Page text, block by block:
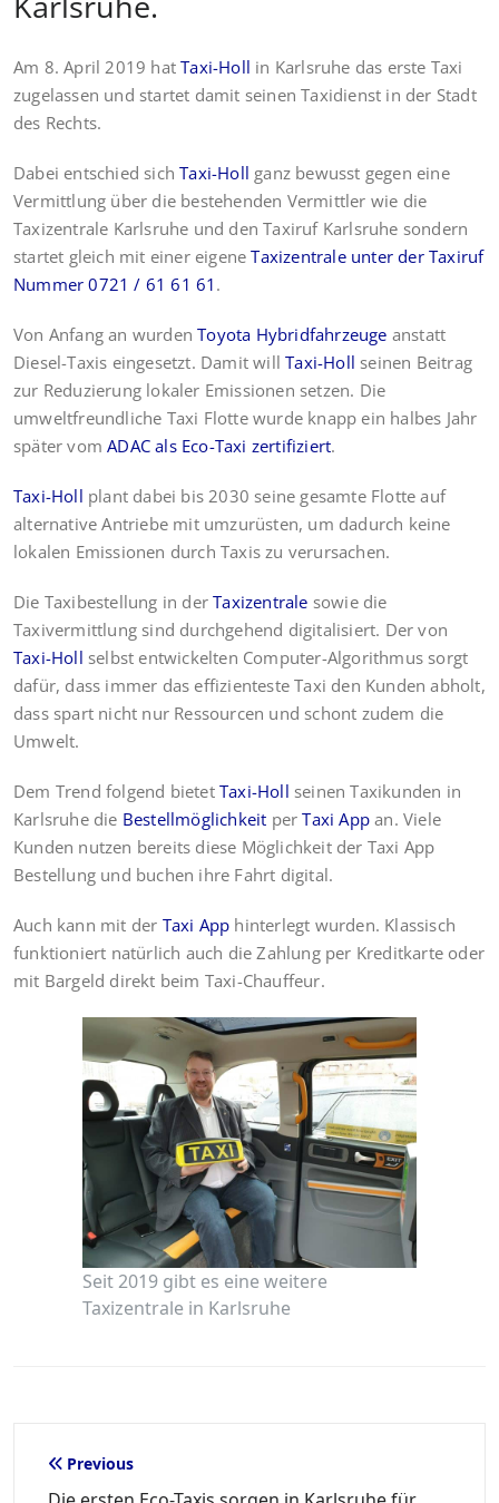
Am 8. April 2019 hatTaxi-Holl in Karlsruhe das erste Taxi
zugelassen und startet damit seinen Taxidienst in der Stadt
des Rechts.
Dabei entschied sichTaxi-Holl ganz bewusst gegen eine
Vermittlung über die bestehenden Vermittler wie die
Taxizentrale Karlsruhe und den Taxiruf Karlsruhe sondern
startet gleich mit einer eigeneTaxizentrale unter der Taxiruf
Nummer 0721 / 61 61 61 .
Von Anfang an wurdenToyota Hybridfahrzeuge anstatt
Diesel-Taxis eingesetzt. Damit willTaxi-Holl seinen Beitrag
zur Reduzierung lokaler Emissionen setzen. Die
umweltfreundliche Taxi Flotte wurde knapp ein halbes Jahr
später vomADAC als Eco-Taxi zertifiziert.
Taxi-Holl plant dabei bis 2030 seine gesamte Flotte auf
alternative Antriebe mit umzurüsten, um dadurch keine
lokalen Emissionen durch Taxis zu verursachen.
Die Taxibestellung in derTaxizentrale sowie die
Taxivermittlung sind durchgehend digitalisiert. Der von
Taxi-Holl selbst entwickelten Computer-Algorithmus sorgt
dafür, dass immer das effizienteste Taxi den Kunden abholt,
dass spart nicht nur Ressourcen und schont zudem die
Umwelt.
Dem Trend folgend bietet Taxi-Holl seinen Taxikunden in
Karlsruhe die Bestellmöglichkeit perTaxi App an. Viele
Kunden nutzen bereits diese Möglichkeit der Taxi App
Bestellung und buchen ihre Fahrt digital.
Auch kann mit der Taxi App hinterlegt wurden. Klassisch
funktioniert natürlich auch die Zahlung per Kreditkarte oder
mit Bargeld direkt beim Taxi-Chauffeur.
Seit 2019 gibt es eine weitere
Taxizentrale in Karlsruhe
Beitragsnavigation
Previous